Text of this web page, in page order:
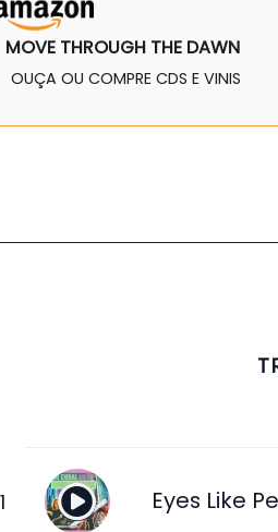
MOVE THROUGH THE DAWN
OUÇA OU COMPRE CDS E VINIS
Eyes Like